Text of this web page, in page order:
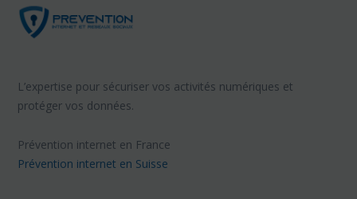
L’expertise pour sécuriser vos activités numériques et
protéger vos données.
Prévention internet en France
Prévention internet en Suisse